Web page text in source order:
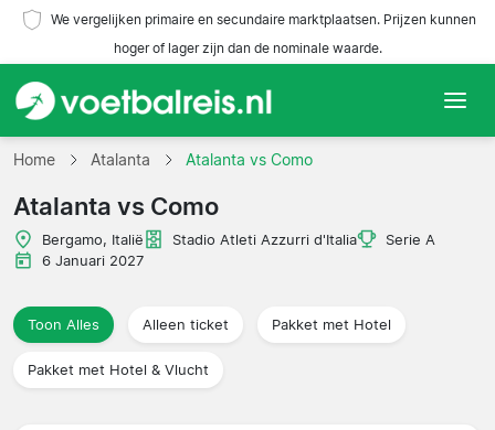
We vergelijken primaire en secundaire marktplaatsen. Prijzen kunnen
hoger of lager zijn dan de nominale waarde.
Home
Teams
Competities
Reisorganisaties
Home Atalanta Atalanta vs Como
Atalanta vs Como
Bergamo, Italië Stadio Atleti Azzurri d'Italia
Serie A
6 Januari 2027
Toon Alles Alleen ticket Pakket met Hotel
Pakket met Hotel & Vlucht